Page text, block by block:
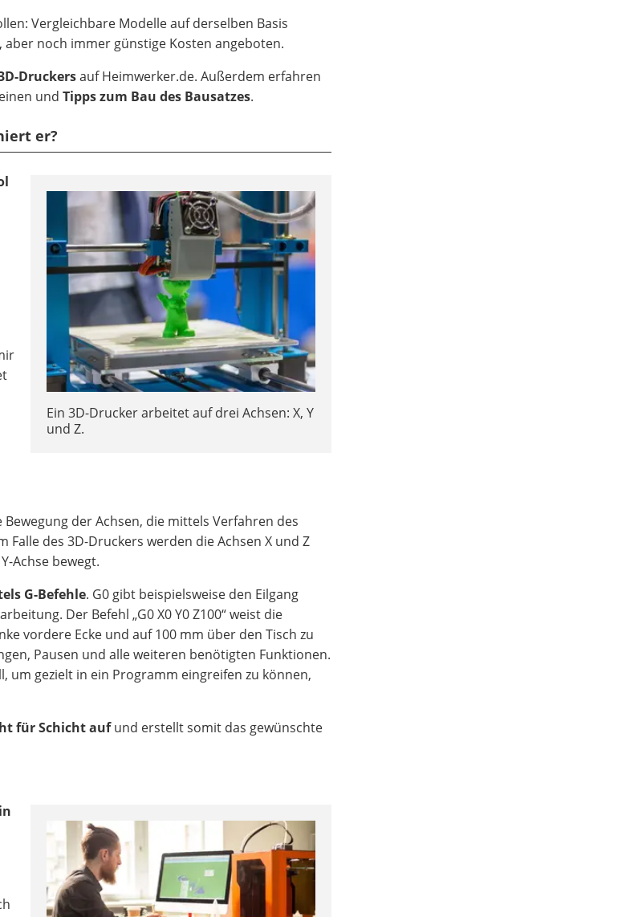
Vergleichbare Modelle auf derselben Basis
noch immer günstige Kosten angeboten.
Druckersauf Heimwerker.de. Außerdem erfahren
undTipps zum Bau des Bausatzes.
er?
Ein 3D-Drucker arbeitet auf drei Achsen: X, Y
und Z.
der Achsen, die mittels Verfahren des
des 3D-Druckers werden die Achsen X und Z
Achse bewegt.
G-Befehle. G0 gibt beispielsweise den Eilgang
Der Befehl „G0 X0 Y0 Z100“ weist die
vordere Ecke und auf 100 mm über den Tisch zu
Pausen und alle weiteren benötigten Funktionen.
um gezielt in ein Programm eingreifen zu können,
für Schicht aufund erstellt somit das gewünschte
in